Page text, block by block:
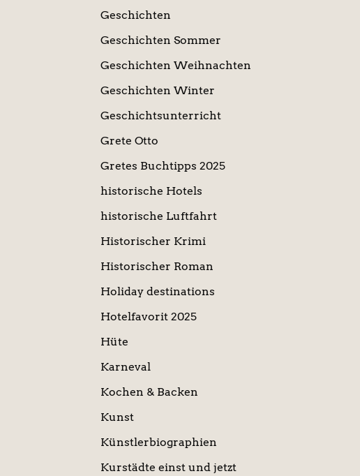
Geschichten
Geschichten Sommer
Geschichten Weihnachten
Geschichten Winter
Geschichtsunterricht
Grete Otto
Gretes Buchtipps 2025
historische Hotels
historische Luftfahrt
Historischer Krimi
Historischer Roman
Holiday destinations
Hotelfavorit 2025
Hüte
Karneval
Kochen & Backen
Kunst
Künstlerbiographien
Kurstädte einst und jetzt